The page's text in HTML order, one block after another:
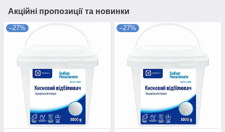
Акційні пропозиції та новинки
–27% –27%